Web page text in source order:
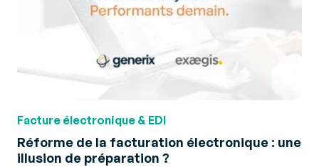
Facture électronique & EDI
Réforme de la facturation électronique : une
illusion de préparation ?